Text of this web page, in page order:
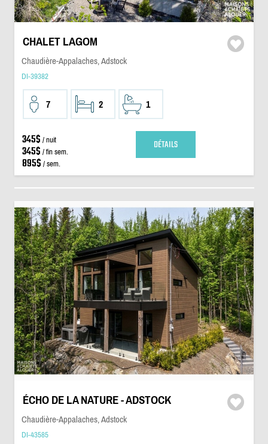
CHALET LAGOM
Chaudière-Appalaches, Adstock
DI-39382
7 2 1
345$ / nuit
345$ / fin sem.
895$ / sem.
DÉTAILS
ÉCHO DE LA NATURE - ADSTOCK
Chaudière-Appalaches, Adstock
DI-43585